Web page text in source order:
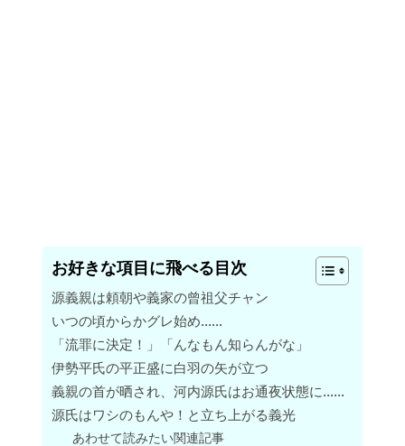
お好きな項目に飛べる目次
源義親は頼朝や義家の曾祖父チャン
いつの頃からかグレ始め……
「流罪に決定！」「んなもん知らんがな」
伊勢平氏の平正盛に白羽の矢が立つ
義親の首が晒され、河内源氏はお通夜状態に……
源氏はワシのもんや！と立ち上がる義光
あわせて読みたい関連記事